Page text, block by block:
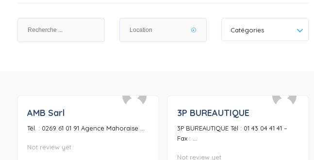
Catégories
AMB Sarl
Tél. : 0269 61 01 91 Agence Mahoraise ...
Not review yet
3P BUREAUTIQUE
3P BUREAUTIQUE Tél : 01 43 04 41 41 –
Fax : ...
Not review yet